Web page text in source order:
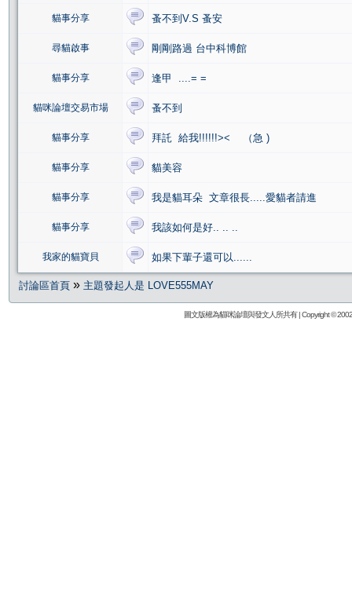
貓事分享 蚤不到V.S 蚤安
尋貓啟事 剛剛路過 台中科博館
貓事分享 逢甲 ....= =
貓咪論壇交易市場 蚤不到
貓事分享 拜託 給我!!!!!!>< （急 )
貓事分享 貓美容
貓事分享 我是貓耳朵 文章很長.....愛貓者請進
貓事分享 我該如何是好.. .. ..
我家的貓寶貝 如果下輩子還可以......
討論區首頁 » 主題發起人是 LOVE555MAY
圖文版權為貓咪論壇與發文人所共有 | Copyright ©